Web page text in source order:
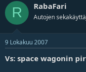
R RabaFari
Autojen
9 Lokakuu 2007
Vs: space wagonin